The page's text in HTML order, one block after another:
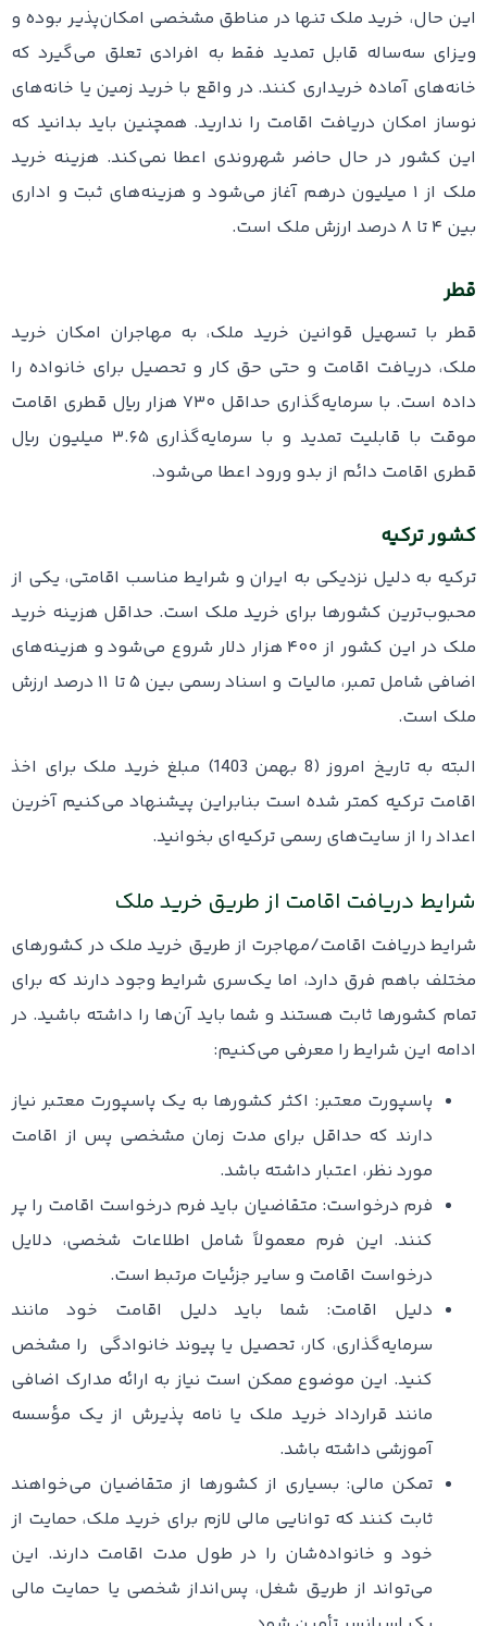
این حال، خرید ملک تنها در مناطق مشخصی امکان‌پذیر بوده و
ویزای سه‌ساله قابل تمدید فقط به افرادی تعلق می‌گیرد که
خانه‌های آماده خریداری کنند. در واقع با خرید زمین یا خانه‌های
نوساز امکان دریافت اقامت را ندارید. همچنین باید بدانید که
این کشور در حال حاضر شهروندی اعطا نمی‌کند. هزینه خرید
ملک از ۱ میلیون درهم آغاز می‌شود و هزینه‌های ثبت و اداری
بین ۴ تا ۸ درصد ارزش ملک است.
قطر
قطر با تسهیل قوانین خرید ملک، به مهاجران امکان خرید
ملک، دریافت اقامت و حتی حق کار و تحصیل برای خانواده را
داده است. با سرمایه‌گذاری حداقل ۷۳۰ هزار ریال قطری اقامت
موقت با قابلیت تمدید و با سرمایه‌گذاری ۳.۶۵ میلیون ریال
قطری اقامت دائم از بدو ورود اعطا می‌شود.
کشور ترکیه
ترکیه به دلیل نزدیکی به ایران و شرایط مناسب اقامتی، یکی از
محبوب‌ترین کشورها برای خرید ملک است. حداقل هزینه خرید
ملک در این کشور از ۴۰۰ هزار دلار شروع می‌شود و هزینه‌های
اضافی شامل تمبر، مالیات و اسناد رسمی بین ۵ تا ۱۱ درصد ارزش
ملک است.
البته به تاریخ امروز (8 بهمن 1403) مبلغ خرید ملک برای اخذ
اقامت ترکیه کمتر شده است بنابراین پیشنهاد می‌کنیم آخرین
اعداد را از سایت‌های رسمی ترکیه‌ای بخوانید.
شرایط دریافت اقامت از طریق خرید ملک
شرایط دریافت اقامت/مهاجرت از طریق خرید ملک در کشورهای
مختلف باهم فرق دارد، اما یک‌سری شرایط وجود دارند که برای
تمام کشورها ثابت هستند و شما باید آن‌ها را داشته باشید. در
ادامه این شرایط را معرفی می‌کنیم:
پاسپورت معتبر: اکثر کشورها به یک پاسپورت معتبر نیاز
دارند که حداقل برای مدت زمان مشخصی پس از اقامت
مورد نظر، اعتبار داشته باشد.
فرم درخواست: متقاضیان باید فرم درخواست اقامت را پر
کنند. این فرم معمولاً شامل اطلاعات شخصی، دلایل
درخواست اقامت و سایر جزئیات مرتبط است.
دلیل اقامت: شما باید دلیل اقامت خود مانند
سرمایه‌گذاری، کار، تحصیل یا پیوند خانوادگی را مشخص
کنید. این موضوع ممکن است نیاز به ارائه مدارک اضافی
مانند قرارداد خرید ملک یا نامه پذیرش از یک مؤسسه
آموزشی داشته باشد.
تمکن مالی: بسیاری از کشورها از متقاضیان می‌خواهند
ثابت کنند که توانایی مالی لازم برای خرید ملک، حمایت از
خود و خانواده‌شان را در طول مدت اقامت دارند. این
می‌تواند از طریق شغل، پس‌انداز شخصی یا حمایت مالی